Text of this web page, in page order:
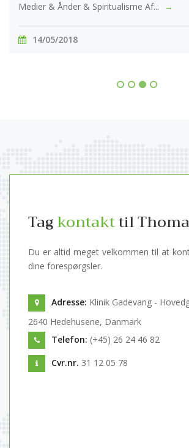
Medier & Ånder & Spiritualisme Af...
→
14/05/2018
Tagkontakttil
Du er altid meget velkommen til at
dine forespørgsler.
Adresse: Klinik Gadevang -
2640 Hedehusene, Danmark
Telefon: (+45) 26 24 46 82
Cvr.nr. 31 12 05 78